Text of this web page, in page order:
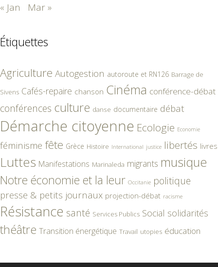
« Jan Mar »
Étiquettes
Agriculture Autogestion autoroute et RN126 Barrage de
Sivens Cafés-repaire chanson Cinéma conférence-débat
conférences culture danse documentaire débat
Démarche citoyenne Ecologie Economie
féminisme fête Grèce Histoire International justice libertés livres
Luttes Manifestations Marinaleda migrants musique
Notre économie et la leur Occitanie politique
presse & petits journaux projection-débat racisme
Résistance santé Services Publics Social solidarités
théâtre Transition énergétique Travail utopies éducation